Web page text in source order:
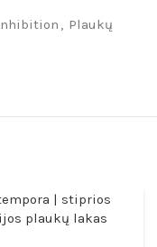
, Plaukų